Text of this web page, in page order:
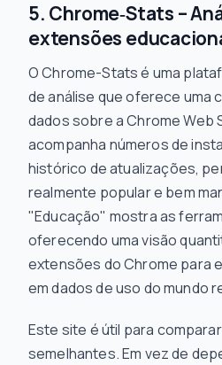
5. Chrome‑Stats –
extensões
O Chrome-Stats é uma
de análise que oferece uma
dados sobre a Chrome Web
acompanha números de
histórico de atualizações,
realmente popular e bem
"Educação" mostra as
oferecendo uma visão
extensões do Chrome para
em dados de uso do mundo
Este site é útil para
semelhantes. Em vez de